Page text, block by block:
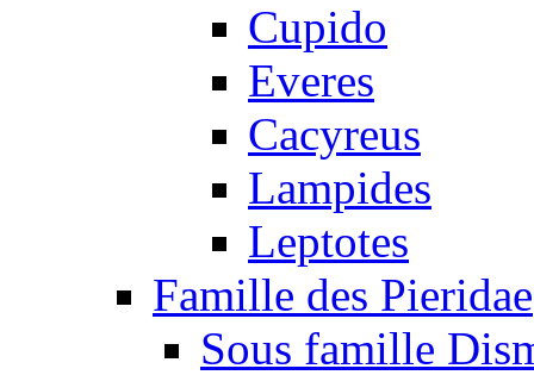
Cupido
Everes
Cacyreus
Lampides
Leptotes
Famille des Pieridae
Sous famille